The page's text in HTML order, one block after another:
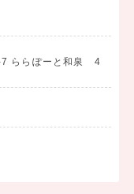
7 ららぽーと和泉 4